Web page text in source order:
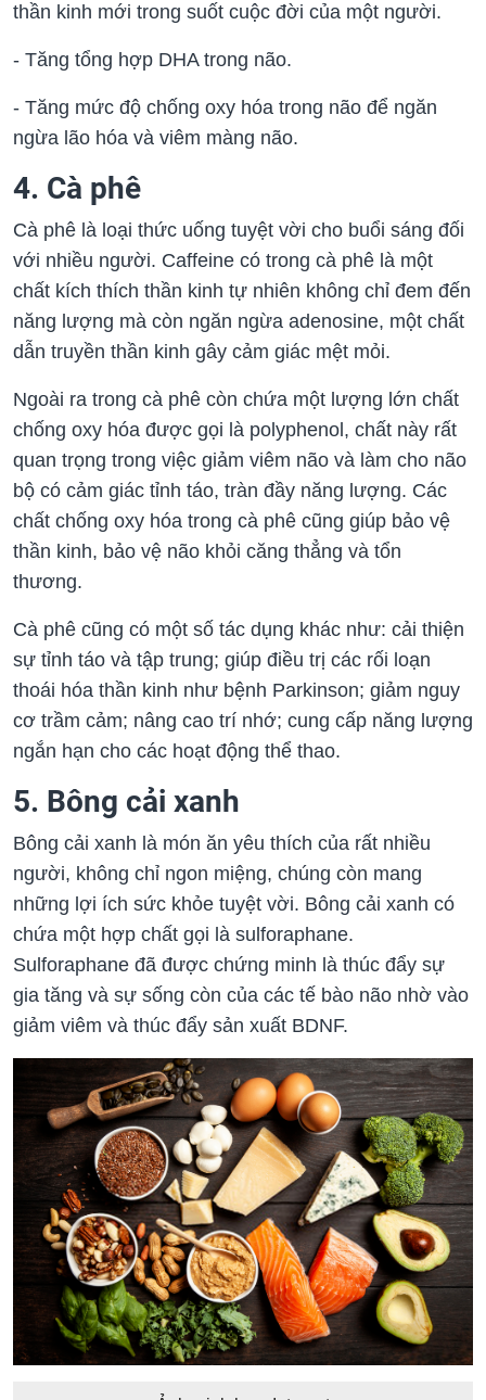
thần kinh mới trong suốt cuộc đời của một người.
- Tăng tổng hợp DHA trong não.
- Tăng mức độ chống oxy hóa trong não để ngăn
ngừa lão hóa và viêm màng não.
4. Cà phê
Cà phê là loại thức uống tuyệt vời cho buổi sáng đối
với nhiều người. Caffeine có trong cà phê là một
chất kích thích thần kinh tự nhiên không chỉ đem đến
năng lượng mà còn ngăn ngừa adenosine, một chất
dẫn truyền thần kinh gây cảm giác mệt mỏi.
Ngoài ra trong cà phê còn chứa một lượng lớn chất
chống oxy hóa được gọi là polyphenol, chất này rất
quan trọng trong việc giảm viêm não và làm cho não
bộ có cảm giác tỉnh táo, tràn đầy năng lượng. Các
chất chống oxy hóa trong cà phê cũng giúp bảo vệ
thần kinh, bảo vệ não khỏi căng thẳng và tổn
thương.
Cà phê cũng có một số tác dụng khác như: cải thiện
sự tỉnh táo và tập trung; giúp điều trị các rối loạn
thoái hóa thần kinh như bệnh Parkinson; giảm nguy
cơ trầm cảm; nâng cao trí nhớ; cung cấp năng lượng
ngắn hạn cho các hoạt động thể thao.
5. Bông cải xanh
Bông cải xanh là món ăn yêu thích của rất nhiều
người, không chỉ ngon miệng, chúng còn mang
những lợi ích sức khỏe tuyệt vời. Bông cải xanh có
chứa một hợp chất gọi là sulforaphane.
Sulforaphane đã được chứng minh là thúc đẩy sự
gia tăng và sự sống còn của các tế bào não nhờ vào
giảm viêm và thúc đẩy sản xuất BDNF.